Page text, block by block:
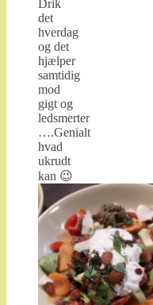
Drik
det
hverdag
og det
hjælper
samtidig
mod
gigt og
ledsmerter
….Genialt
hvad
ukrudt
kan 😉